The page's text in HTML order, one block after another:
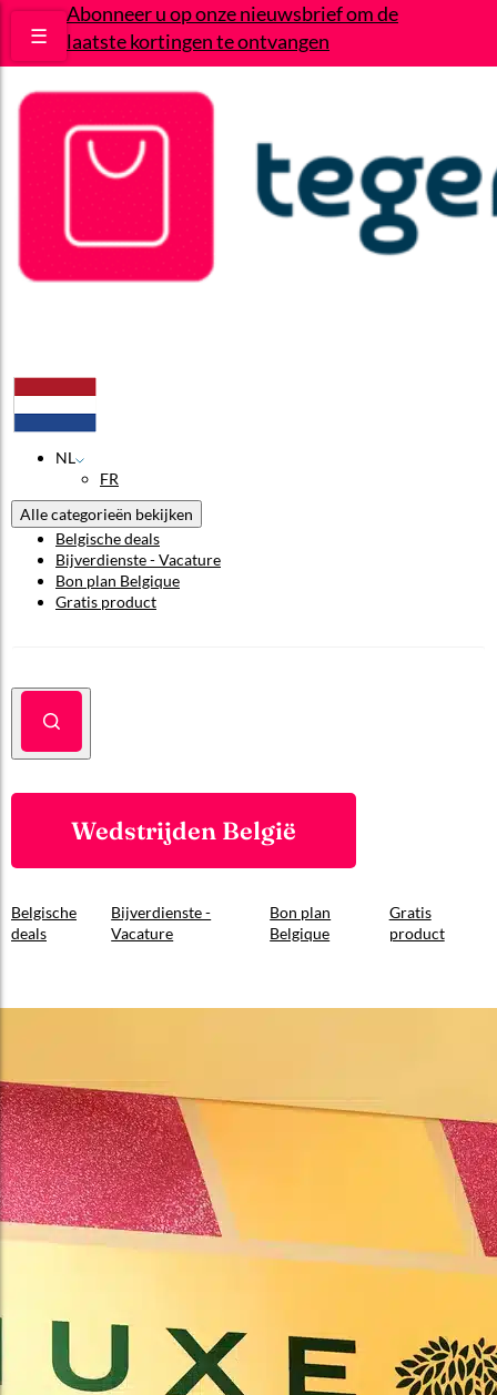
Abonneer u op onze nieuwsbrief om de
laatste kortingen te ontvangen
☰
NL
FR
Alle categorieën bekijken
Belgische deals
Bijverdienste - Vacature
Bon plan Belgique
Gratis product
Wedstrijden België
Belgische
deals
Bijverdienste -
Vacature
Bon plan
Belgique
Gratis
product